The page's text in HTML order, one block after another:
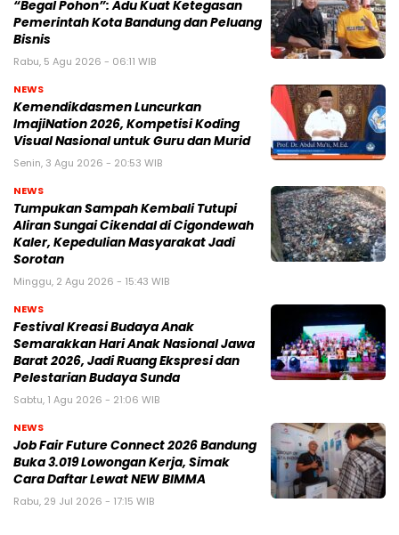
“Begal Pohon”: Adu Kuat Ketegasan
Pemerintah Kota Bandung dan Peluang
Bisnis
Rabu, 5 Agu 2026 - 06:11 WIB
NEWS
Kemendikdasmen Luncurkan
ImajiNation 2026, Kompetisi Koding
Visual Nasional untuk Guru dan Murid
Senin, 3 Agu 2026 - 20:53 WIB
NEWS
Tumpukan Sampah Kembali Tutupi
Aliran Sungai Cikendal di Cigondewah
Kaler, Kepedulian Masyarakat Jadi
Sorotan
Minggu, 2 Agu 2026 - 15:43 WIB
NEWS
Festival Kreasi Budaya Anak
Semarakkan Hari Anak Nasional Jawa
Barat 2026, Jadi Ruang Ekspresi dan
Pelestarian Budaya Sunda
Sabtu, 1 Agu 2026 - 21:06 WIB
NEWS
Job Fair Future Connect 2026 Bandung
Buka 3.019 Lowongan Kerja, Simak
Cara Daftar Lewat NEW BIMMA
Rabu, 29 Jul 2026 - 17:15 WIB